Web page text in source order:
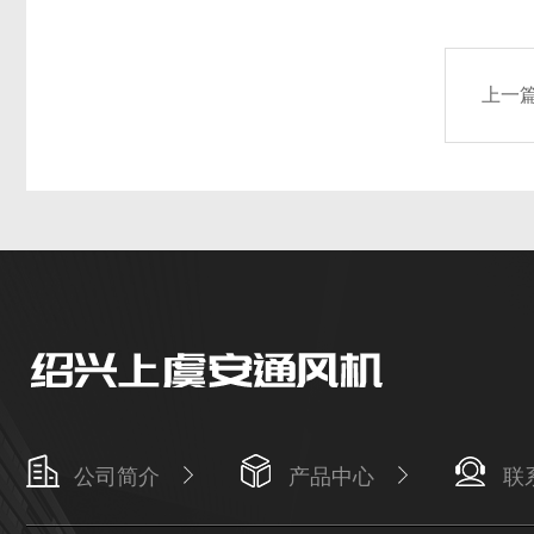
上一
公司简介 产品中心 联